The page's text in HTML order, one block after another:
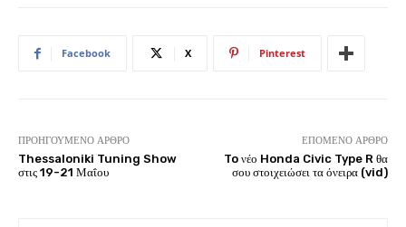
Facebook X Pinterest
ΠΡΟΗΓΟΎΜΕΝΟ ΆΡΘΡΟ
Thessaloniki Tuning Show
στις 19-21 Μαΐου
ΕΠΌΜΕΝΟ ΆΡΘΡΟ
To νέο Honda Civic Type R θα
σου στοιχειώσει τα όνειρα (vid)